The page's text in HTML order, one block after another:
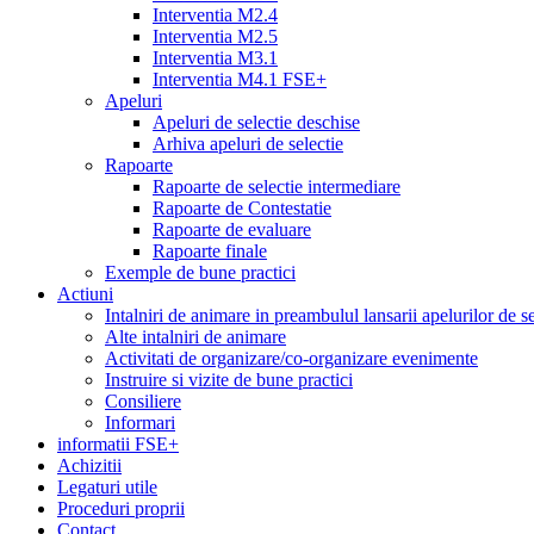
Interventia M2.4
Interventia M2.5
Interventia M3.1
Interventia M4.1 FSE+
Apeluri
Apeluri de selectie deschise
Arhiva apeluri de selectie
Rapoarte
Rapoarte de selectie intermediare
Rapoarte de Contestatie
Rapoarte de evaluare
Rapoarte finale
Exemple de bune practici
Actiuni
Intalniri de animare in preambulul lansarii apelurilor de
Alte intalniri de animare
Activitati de organizare/co-organizare evenimente
Instruire si vizite de bune practici
Consiliere
Informari
informatii FSE+
Achizitii
Legaturi utile
Proceduri proprii